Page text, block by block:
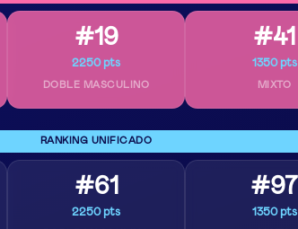
#19
2250 pts
DOBLE MASCULINO
#41
1350 pts
MIXTO
RANKING UNIFICADO
#61
2250 pts
#97
1350 pts